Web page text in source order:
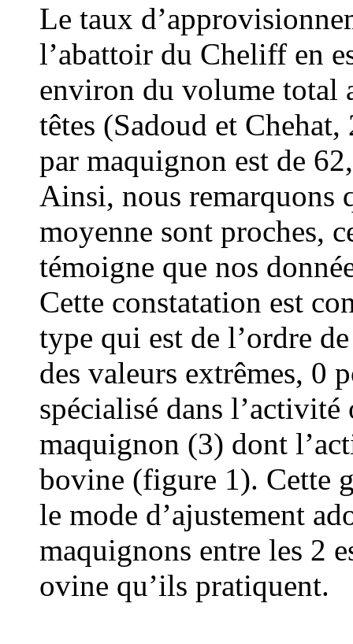
Le taux
l’abattoir du Cheliff en
environ du volume total
têtes (Sadoud et
par maquignon est de
Ainsi, nous remarquons
moyenne sont proches,
témoigne que nos
Cette constatation est
type qui est de l’ordre
des valeurs extrêmes, 0
spécialisé dans
maquignon (3) dont
bovine (figure 1). Cette
le mode d’ajustement
maquignons entre les 2
ovine qu’ils pratiquent.